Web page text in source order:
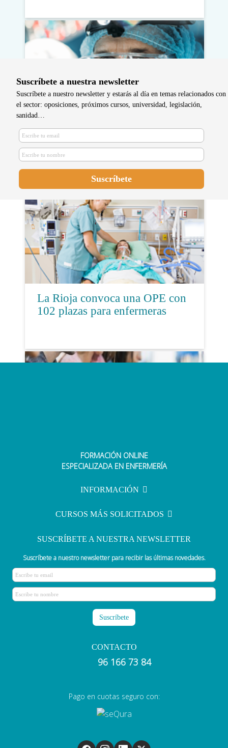
Andalucía anticipa una OPE con
7.408 plazas para enfermeras y
TCAE
La Rioja convoca una OPE con
102 plazas para enfermeras
Las oposiciones de Enfermería del
25 de junio
Suscríbete a nuestra newsletter
Suscríbete a nuestro newsletter y estarás al día en temas relacionados con
el sector: oposiciones, próximos cursos, universidad, legislación,
sanidad…
FORMACIÓN ONLINE
ESPECIALIZADA EN ENFERMERÍA
INFORMACIÓN
CURSOS MÁS SOLICITADOS
SUSCRÍBETE A NUESTRA NEWSLETTER
Suscríbete a nuestro newsletter para recibir las últimas novedades.
CONTACTO
96 166 73 84
Pago en cuotas seguro con: